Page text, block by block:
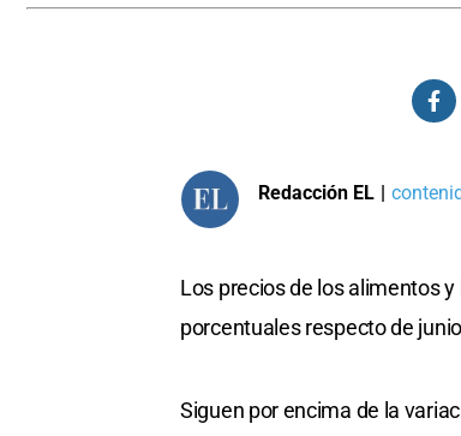
Redacción EL |
Los precios de los alimentos
porcentuales respecto de
Siguen por encima de la